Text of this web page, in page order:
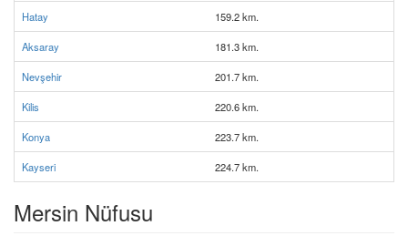
Hatay 159.2 km.
Aksaray 181.3 km.
Nevşehir 201.7 km.
Kilis 220.6 km.
Konya 223.7 km.
Kayseri 224.7 km.
Mersin Nüfusu